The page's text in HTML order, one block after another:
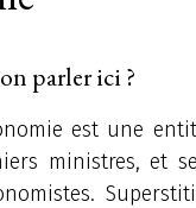
parler ici ?
est une
ministres, et